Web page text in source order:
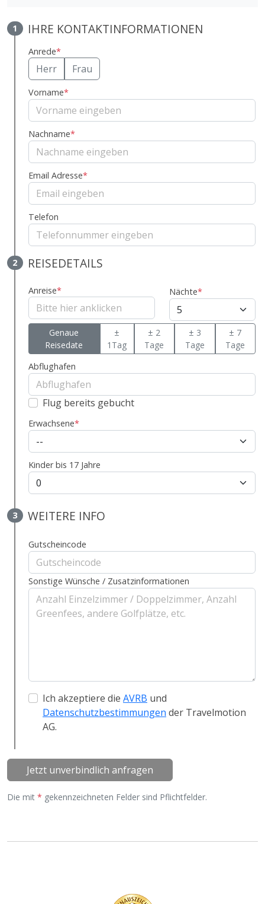
1 IHRE KONTAKTINFORMATIONEN
Anrede*
Herr Frau
Vorname*
Nachname*
Email Adresse*
Telefon
2 REISEDETAILS
Anreise* Nächte*
Genaue
Reisedate
±
1Tag
± 2
Tage
± 3
Tage
± 7
Tage
Abflughafen
Flug bereits gebucht
Erwachsene*
Kinder bis 17 Jahre
3 WEITERE INFO
Gutscheincode
Sonstige Wünsche / Zusatzinformationen
Ich akzeptiere die AVRB und
Datenschutzbestimmungen der Travelmotion
AG.
Jetzt unverbindlich anfragen
Die mit * gekennzeichneten Felder sind Pflichtfelder.